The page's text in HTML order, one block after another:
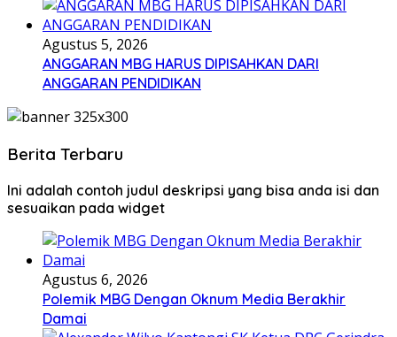
Agustus 5, 2026
ANGGARAN MBG HARUS DIPISAHKAN DARI
ANGGARAN PENDIDIKAN
Berita Terbaru
Ini adalah contoh judul deskripsi yang bisa anda isi dan
sesuaikan pada widget
Agustus 6, 2026
Polemik MBG Dengan Oknum Media Berakhir
Damai